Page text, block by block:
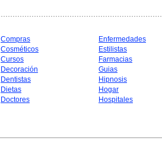
Compras
Cosméticos
Cursos
Decoración
Dentistas
Dietas
Doctores
Enfermedades
Estilistas
Farmacias
Guias
Hipnosis
Hogar
Hospitales